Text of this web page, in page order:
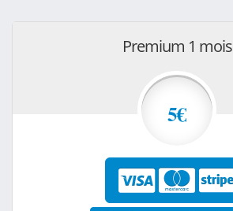
Premium 1 mois
5€